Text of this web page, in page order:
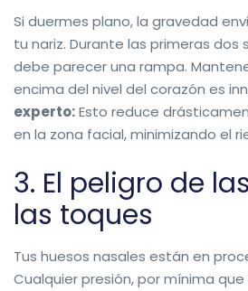
Si duermes plano, la gravedad
tu nariz. Durante las primeras dos
debe parecer una rampa.
encima del nivel del corazón es
experto:Esto reduce
en la zona facial, minimizando el
3. El peligro de
las toques
Tus huesos nasales están en
Cualquier presión, por mínima